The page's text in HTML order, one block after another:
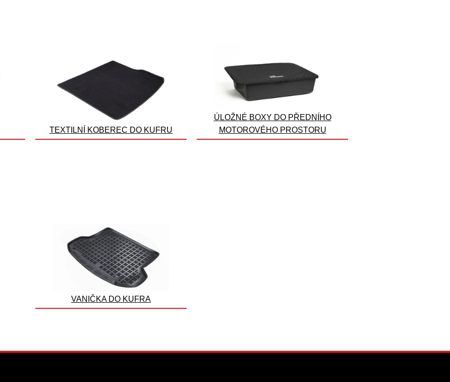
TEXTILNÍ KOBEREC DO KUFRU
ÚLOŽNÉ BOXY DO PŘEDNÍHO
MOTOROVÉHO PROSTORU
VANIČKA DO KUFRA